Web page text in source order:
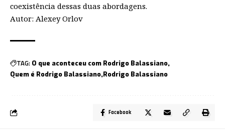
coexistência dessas duas abordagens.
Autor: Alexey Orlov
TAG: O que aconteceu com Rodrigo Balassiano
Quem é Rodrigo Balassiano Rodrigo Balassiano
Facebook